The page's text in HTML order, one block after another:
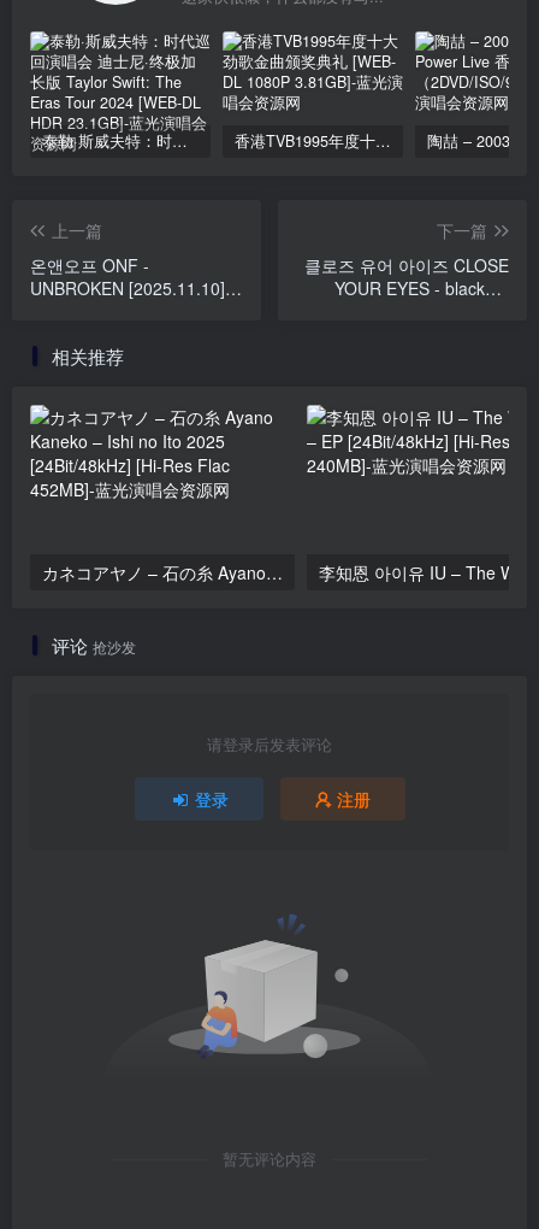
泰勒·斯威夫特：时代巡回演唱会 迪士尼·终极加长版 Taylor Swift: The Eras Tour 2024 [WEB-DL HDR 23.1GB] 香港TVB1995年度十大劲歌金曲颁奖典礼 [WEB-DL 1080P 3.81GB]
上一篇
온앤오프 ONF -
UNBROKEN [2025.11.10]
下一篇
클로즈 유어 아이즈 CLOSE
YOUR EYES - blackout
相关推荐
カネコアヤノ – 石の糸 Ayano Kaneko – Ishi no Ito 2025 [24Bit/48kHz] [Hi-Res Flac 452MB]
评论 抢沙发
请登录后发表评论
登录 注册
暂无评论内容